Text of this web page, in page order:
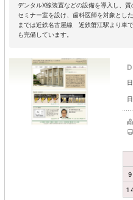
デンタルX線装置などの設備を導入し、
セミナー室を設け、歯科医師を対象とし
までは近鉄名古屋線 近鉄蟹江駅より車
も完備しています。